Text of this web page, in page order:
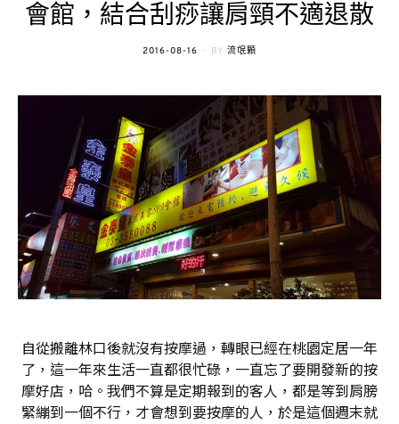
會館，結合刮痧讓肩頸不適退散
POSTED
2016-08-16 BY 流氓顆
自從搬離林口後就沒有按摩過，轉眼已經在桃園定居一年
了，這一年來生活一直都很忙碌，一直忘了要開發新的按
摩好店，哈。我們不算是定期報到的客人，都是等到肩膀
緊繃到一個不行，才會想到要按摩的人，於是這個週末就